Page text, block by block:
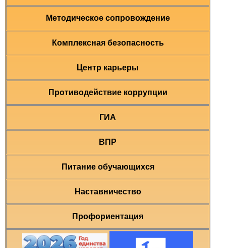
Методическое сопровождение
Комплексная безопасность
Центр карьеры
Противодействие коррупции
ГИА
ВПР
Питание обучающихся
Наставничество
Профориентация